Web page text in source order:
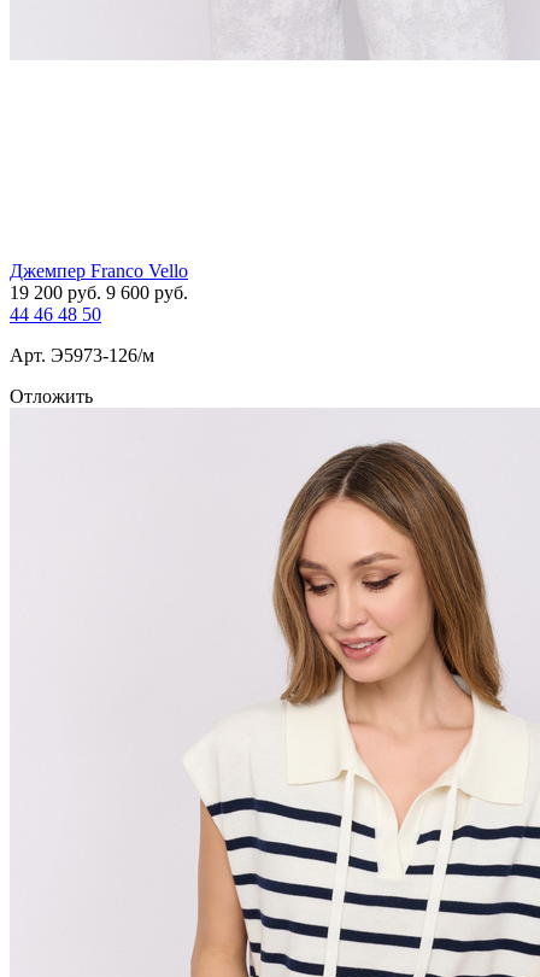
Джемпер Franco Vello
19 200 руб. 9 600 руб.
44 46 48 50
Арт. Э5973-126/м
Отложить